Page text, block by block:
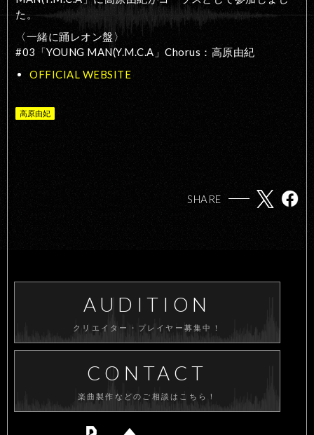
た。
〈一緒に踊レオン盤〉
#03「YOUNG MAN(Y.M.C.A」Chorus：高原由紀
OFFICIAL WEBSITE
高原由妃
SHARE
AUDITION
クリエイター・プレイヤー募集中！
CONTACT
楽曲製作などのご相談はこちら！